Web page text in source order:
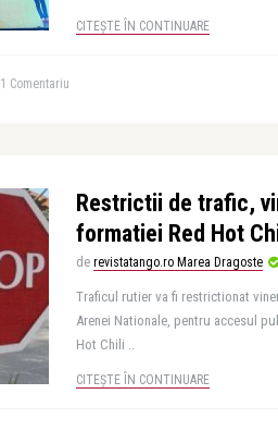
CITEȘTE ÎN CONTINUARE
1 Comentariu
Restrictii de trafic,
formatiei Red Hot
de revistatango.ro Marea Dragoste
Traficul rutier va fi restrictionat
Arenei Nationale, pentru accesul
Hot Chili ..
CITEȘTE ÎN CONTINUARE